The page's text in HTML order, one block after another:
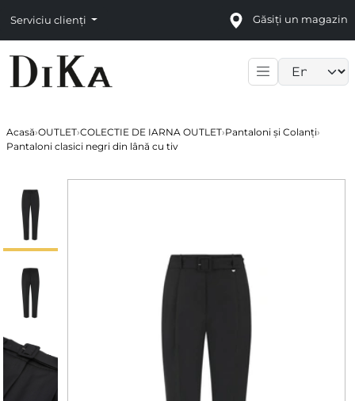
Serviciu clienți Găsiți un magazin
Acasă›OUTLET›COLECTIE DE IARNA OUTLET›Pantaloni și Colanți›
Pantaloni clasici negri din lână cu tiv